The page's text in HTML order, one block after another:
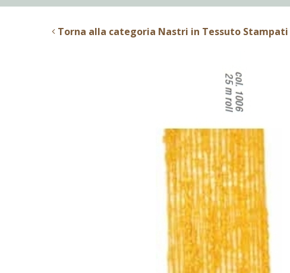
Torna alla categoria Nastri in Tessuto Stampati